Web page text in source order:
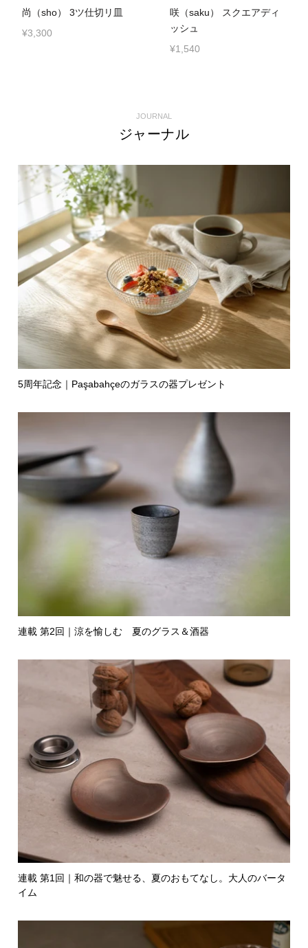
尚（sho） 3ツ仕切リ皿
¥3,300
咲（saku） スクエアディ
ッシュ
¥1,540
JOURNAL
ジャーナル
5周年記念｜Paşabahçeのガラスの器プレゼント
連載 第2回｜涼を愉しむ 夏のグラス＆酒器
連載 第1回｜和の器で魅せる、夏のおもてなし。大人のバータ
イム